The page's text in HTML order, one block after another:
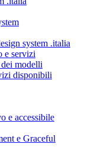
system .italia
e servizi
modelli
disponibili
e accessibile
e Graceful